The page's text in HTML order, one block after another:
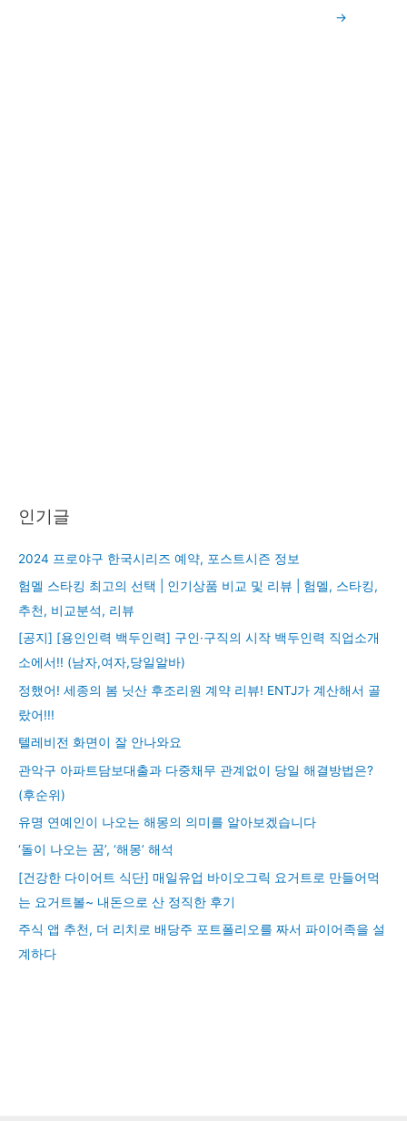
→
인기글
2024 프로야구 한국시리즈 예약, 포스트시즌 정보
험멜 스타킹 최고의 선택 | 인기상품 비교 및 리뷰 | 험멜, 스타킹,
추천, 비교분석, 리뷰
[공지] [용인인력 백두인력] 구인·구직의 시작 백두인력 직업소개
소에서!! (남자,여자,당일알바)
정했어! 세종의 봄 닛산 후조리원 계약 리뷰! ENTJ가 계산해서 골
랐어!!!
텔레비전 화면이 잘 안나와요
관악구 아파트담보대출과 다중채무 관계없이 당일 해결방법은?
(후순위)
유명 연예인이 나오는 해몽의 의미를 알아보겠습니다
‘돌이 나오는 꿈’, ‘해몽’ 해석
[건강한 다이어트 식단] 매일유업 바이오그릭 요거트로 만들어먹
는 요거트볼~ 내돈으로 산 정직한 후기
주식 앱 추천, 더 리치로 배당주 포트폴리오를 짜서 파이어족을 설
계하다